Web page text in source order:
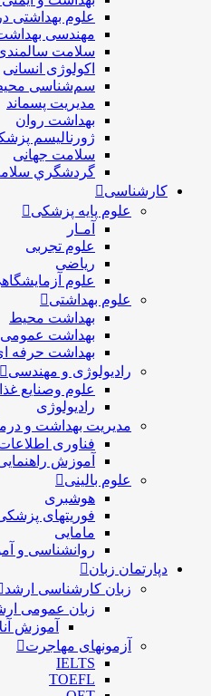
علوم بهداشتی
مهندسی
سلامت
اکولوژی انسانی
سم‌شناسی
مدیریت پسماند
بهداشت روان
ژورنالیسم
سلامت جهانی
گردشگري
کارشناسی
علوم پایه پزشکی
آمـار
علوم تجربی
ریاضی
علوم
علوم بهداشتی
بهداشت محیط
بهداشت عمومی
بهداشت حرفه
رادیولوژی و مهندسی
علوم وصنایع
رادیولوژی
مدیریت بهداشت و
فناوری
آموزش
علوم بالینی
هوشبری
فوریتهای
مامایی
روانشناسی و
دپارتمان زبان
زبان کارشناسی ارشد
زبان عمومی
آموزش
آزمونهای مهاجرت
IELTS
TOEFL